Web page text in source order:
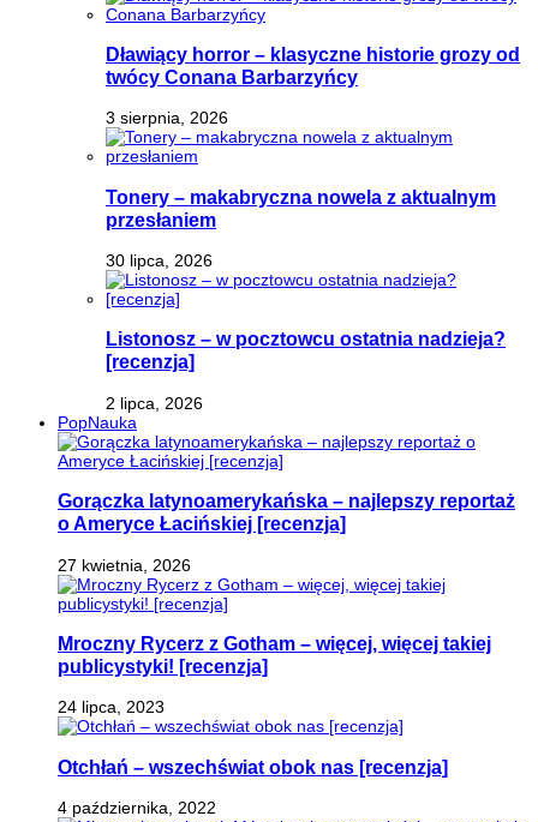
Dławiący horror – klasyczne historie grozy od
twócy Conana Barbarzyńcy
3 sierpnia, 2026
Tonery – makabryczna nowela z aktualnym
przesłaniem
30 lipca, 2026
Listonosz – w pocztowcu ostatnia nadzieja?
[recenzja]
2 lipca, 2026
PopNauka
Gorączka latynoamerykańska – najlepszy reportaż
o Ameryce Łacińskiej [recenzja]
27 kwietnia, 2026
Mroczny Rycerz z Gotham – więcej, więcej takiej
publicystyki! [recenzja]
24 lipca, 2023
Otchłań – wszechświat obok nas [recenzja]
4 października, 2022